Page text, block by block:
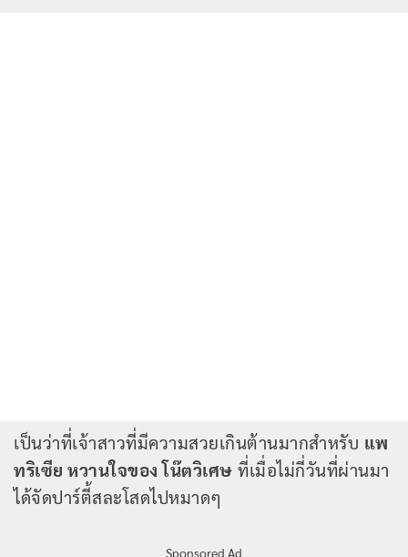
เป็นว่าที่เจ้าสาวที่มีความสวยเกินต้านมากสำหรับ แพ
ทริเซีย หวานใจของ โน๊ตวิเศษ ที่เมื่อไม่กี่วันที่ผ่านมา
ได้จัดปาร์ตี้สละโสดไปหมาดๆ
Sponsored Ad